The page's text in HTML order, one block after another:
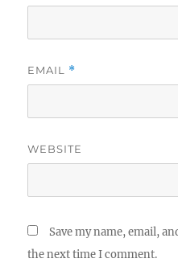
EMAIL *
WEBSITE
Save my name, email,
the next time I comment.